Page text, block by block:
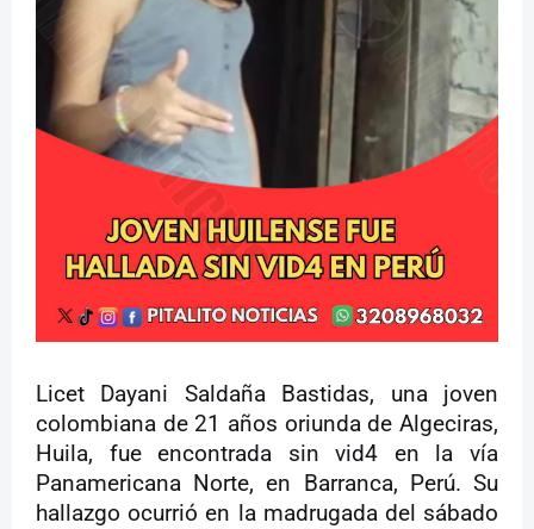
Licet Dayani Saldaña Bastidas, una joven
colombiana de 21 años oriunda de Algeciras,
Huila, fue encontrada sin vid4 en la vía
Panamericana Norte, en Barranca, Perú. Su
hallazgo ocurrió en la madrugada del sábado